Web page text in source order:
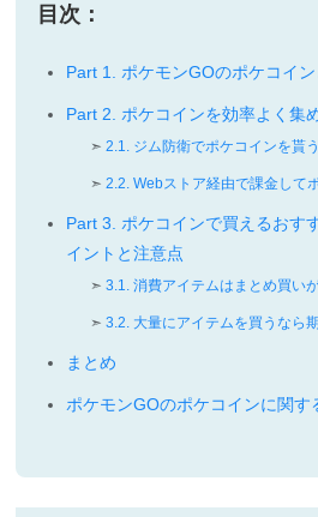
目次：
Part 1. ポケモンGOのポケコイン
Part 2. ポケコインを効率よく集
2.1. ジム防衛でポケコインを貰う
2.2. Webストア経由で課金して
Part 3. ポケコインで買えるおす
イントと注意点
3.1. 消費アイテムはまとめ買い
3.2. 大量にアイテムを買うなら
まとめ
ポケモンGOのポケコインに関す